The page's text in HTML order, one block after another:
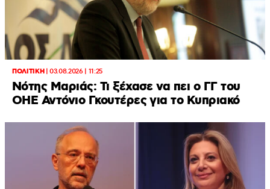
ΠΟΛΙΤΙΚΗ|03.08.2026 | 11:25
Νότης Μαριάς: Τι ξέχασε να πει ο ΓΓ του
ΟΗΕ Αντόνιο Γκουτέρες για το Κυπριακό